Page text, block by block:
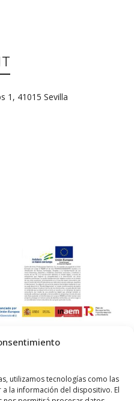
utilizamos tecnologías como las
la información del dispositivo. El
1, 41015 Sevilla
QM.